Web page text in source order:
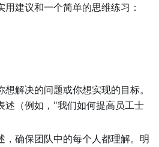
建议和一个简单的思维练习：
想解决的问题或你想实现的目标。
述（例如，"我们如何提高员工士
，确保团队中的每个人都理解。明